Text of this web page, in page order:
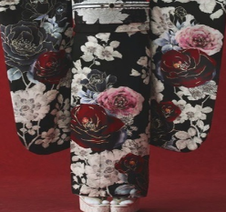
HAKAMA
RENTAL
袴レンタル